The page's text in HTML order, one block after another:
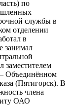
по
службы в
отделении
в
занимал
заместителем
Объединённом
(Пятигорск). В
члена
ОАО